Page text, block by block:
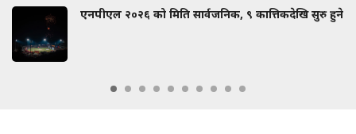
एनपीएल २०२६ को मिति सार्वजनिक, ९ कात्तिकदेखि सुरु हुने